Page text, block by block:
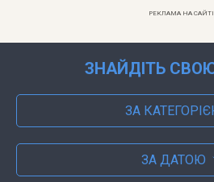
РЕКЛАМА НА САЙТІ
ЗНАЙДІТЬ
ЗА
ЗА ДАТОЮ